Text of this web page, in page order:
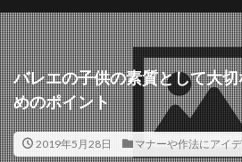
バレエの子供の素質として大
めのポイント
2019年5月28日 マナーや作法にアイ